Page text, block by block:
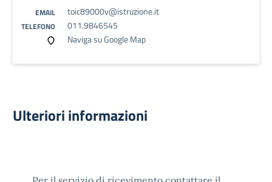
EMAIL toic89000v@istruzione.it
TELEFONO
011.9846545
Naviga su Google Map
Ulteriori informazioni